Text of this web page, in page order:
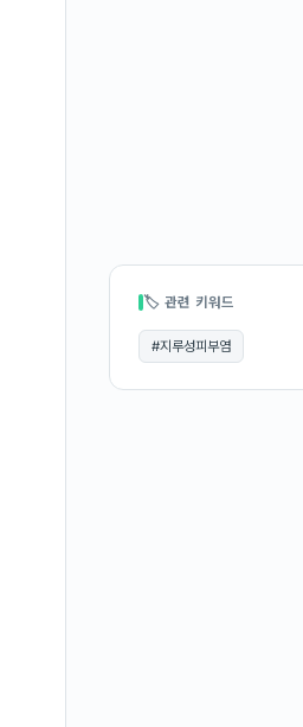
🏷 관련 키워드
#지루성피부염